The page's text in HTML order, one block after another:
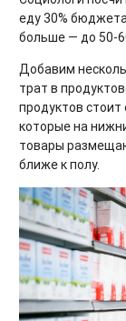
еду 30%
больше — до 50-
Добавим
трат в
продуктов
которые на
товары
ближе к полу.